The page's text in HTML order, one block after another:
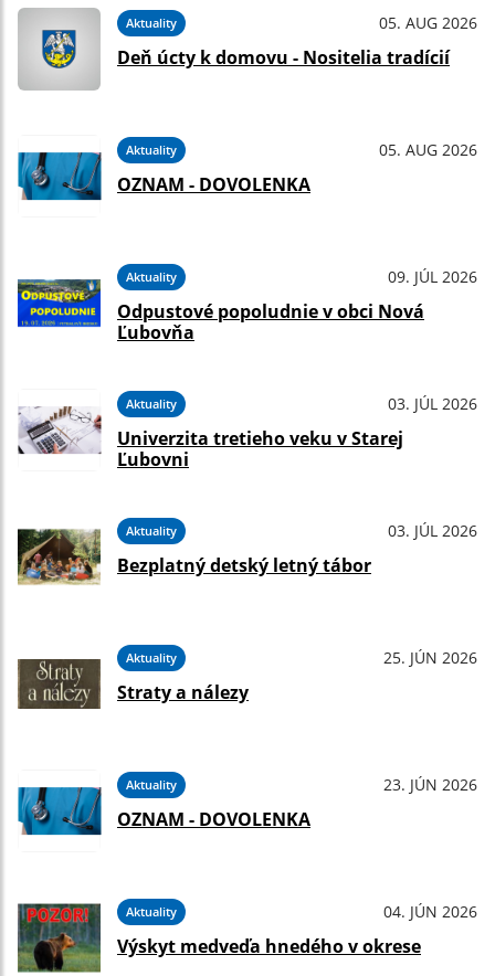
Aktuality 05. AUG 2026
Deň úcty k domovu - Nositelia tradícií
Aktuality 05. AUG 2026
OZNAM - DOVOLENKA
Aktuality 09. JÚL 2026
Odpustové popoludnie v obci Nová
Ľubovňa
Aktuality 03. JÚL 2026
Univerzita tretieho veku v Starej
Ľubovni
Aktuality 03. JÚL 2026
Bezplatný detský letný tábor
Aktuality 25. JÚN 2026
Straty a nálezy
Aktuality 23. JÚN 2026
OZNAM - DOVOLENKA
Aktuality 04. JÚN 2026
Výskyt medveďa hnedého v okrese